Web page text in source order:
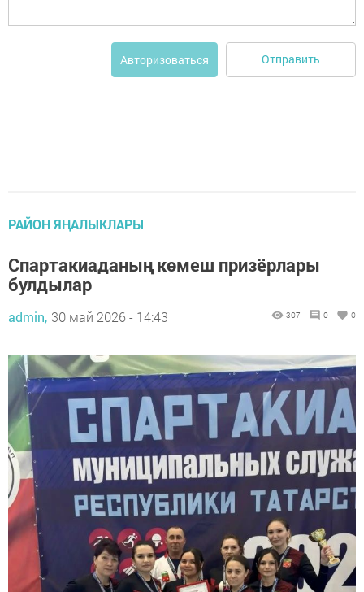
Авторизоваться Отправить
РАЙОН ЯҢАЛЫКЛАРЫ
Спартакиаданың көмеш призёрлары
булдылар
admin, 30 май 2026 - 14:43 307 0 0